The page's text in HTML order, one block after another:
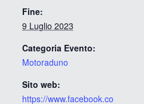
Fine:
9 Luglio 2023
Categoria Evento:
Motoraduno
Sito web:
https://www.facebook.co